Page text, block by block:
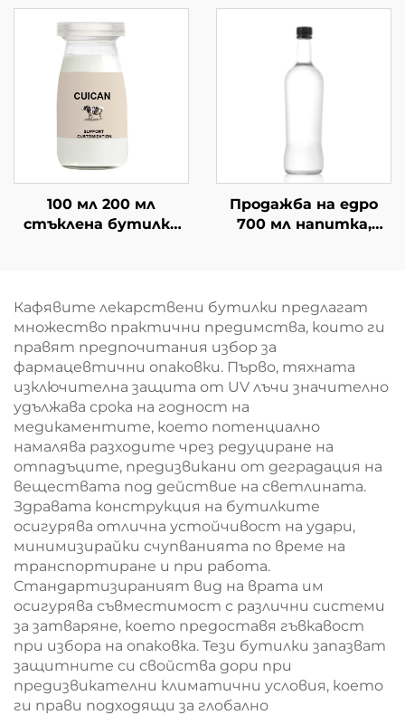
херметически
затворени бутилки
за сок
стъклена бутилка
за напитки
100 мл 200 мл
стъклена бутилка
Продажба на едро
700 мл напитка,
Кафявите лекарствени бутилки предлагат
множество практични предимства, които ги
правят предпочитания избор за
фармацевтични опаковки. Първо, тяхната
изключителна защита от UV лъчи значително
удължава срока на годност на
медикаментите, което потенциално
намалява разходите чрез редуциране на
отпадъците, предизвикани от деградация на
веществата под действие на светлината.
Здравата конструкция на бутилките
осигурява отлична устойчивост на удари,
минимизирайки счупванията по време на
транспортиране и при работа.
Стандартизираният вид на врата им
осигурява съвместимост с различни системи
за затваряне, което предоставя гъвкавост
при избора на опаковка. Тези бутилки запазват
защитните си свойства дори при
предизвикателни климатични условия, което
ги прави подходящи за глобално